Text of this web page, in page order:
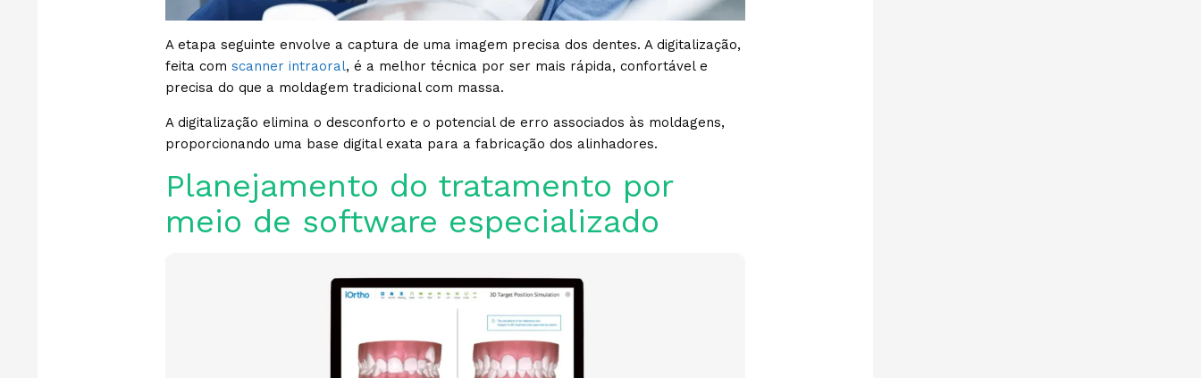
A etapa seguinte envolve a captura de uma imagem precisa dos dentes. A digitalização,
feita com scanner intraoral, é a melhor técnica por ser mais rápida, confortável e
precisa do que a moldagem tradicional com massa.
A digitalização elimina o desconforto e o potencial de erro associados às moldagens,
proporcionando uma base digital exata para a fabricação dos alinhadores.
Planejamento do tratamento por
meio de software especializado